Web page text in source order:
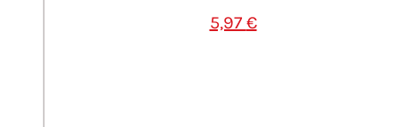
5,97 €